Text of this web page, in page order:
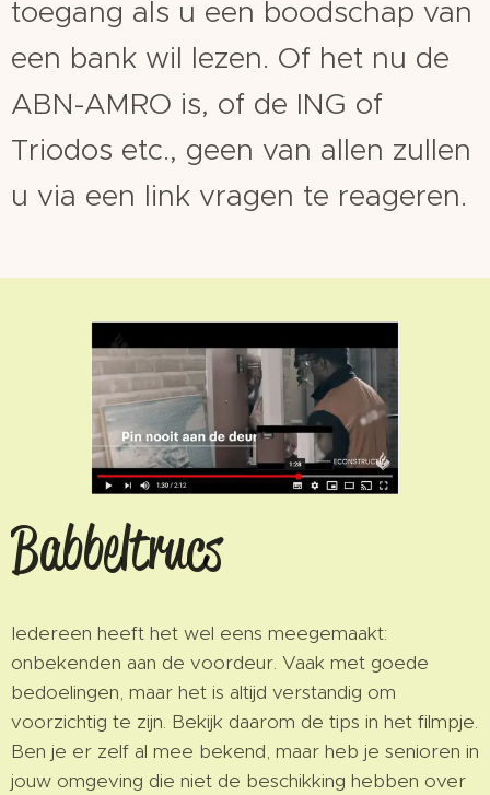
toegang als u een boodschap van
een bank wil lezen. Of het nu de
ABN-AMRO is, of de ING of
Triodos etc., geen van allen zullen
u via een link vragen te reageren.
Babbeltrucs
Iedereen heeft het wel eens meegemaakt:
onbekenden aan de voordeur. Vaak met goede
bedoelingen, maar het is altijd verstandig om
voorzichtig te zijn. Bekijk daarom de tips in het filmpje.
Ben je er zelf al mee bekend, maar heb je senioren in
jouw omgeving die niet de beschikking hebben over